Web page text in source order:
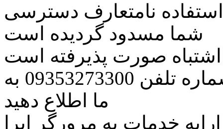
نامتعارف دسترسی
شما مسدود گردیده است
اشتباه صورت پذیرفته است
مراتب این مسئله را از طریق شماره تلفن 09353273300 به
ما اطلاع دهید
خدمات به مرورگر اپرا